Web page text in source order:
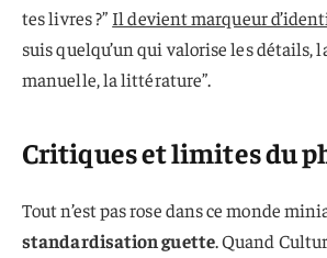
tes livres ?” Il devient marqueur
suis quelqu’un qui valorise les détails,
manuelle, la littérature”.
Critiques et limites du
Tout n’est pas rose dans ce monde
standardisation guette. Quand